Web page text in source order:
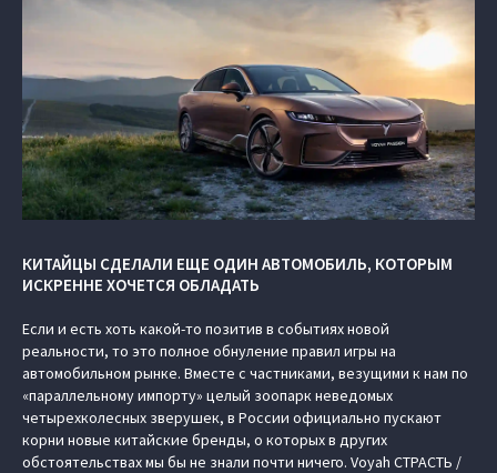
КИТАЙЦЫ СДЕЛАЛИ ЕЩЕ ОДИН АВТОМОБИЛЬ, КОТОРЫМ
ИСКРЕННЕ ХОЧЕТСЯ ОБЛАДАТЬ
Если и есть хоть какой-то позитив в событиях новой
реальности, то это полное обнуление правил игры на
автомобильном рынке. Вместе с частниками, везущими к нам по
«параллельному импорту» целый зоопарк неведомых
четырехколесных зверушек, в России официально пускают
корни новые китайские бренды, о которых в других
обстоятельствах мы бы не знали почти ничего. Voyah СТРАСТЬ /